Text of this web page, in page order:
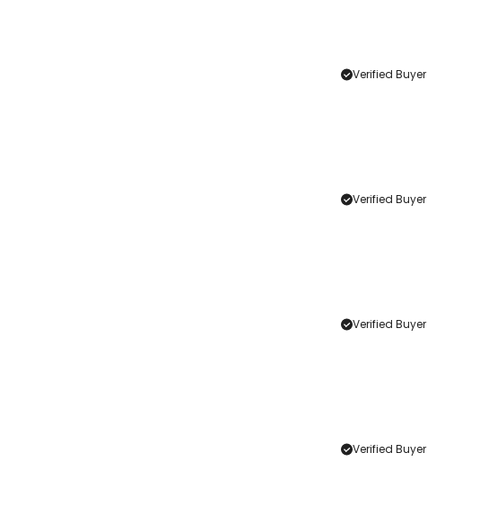
Verified Buyer
Verified Buyer
Verified Buyer
Verified Buyer